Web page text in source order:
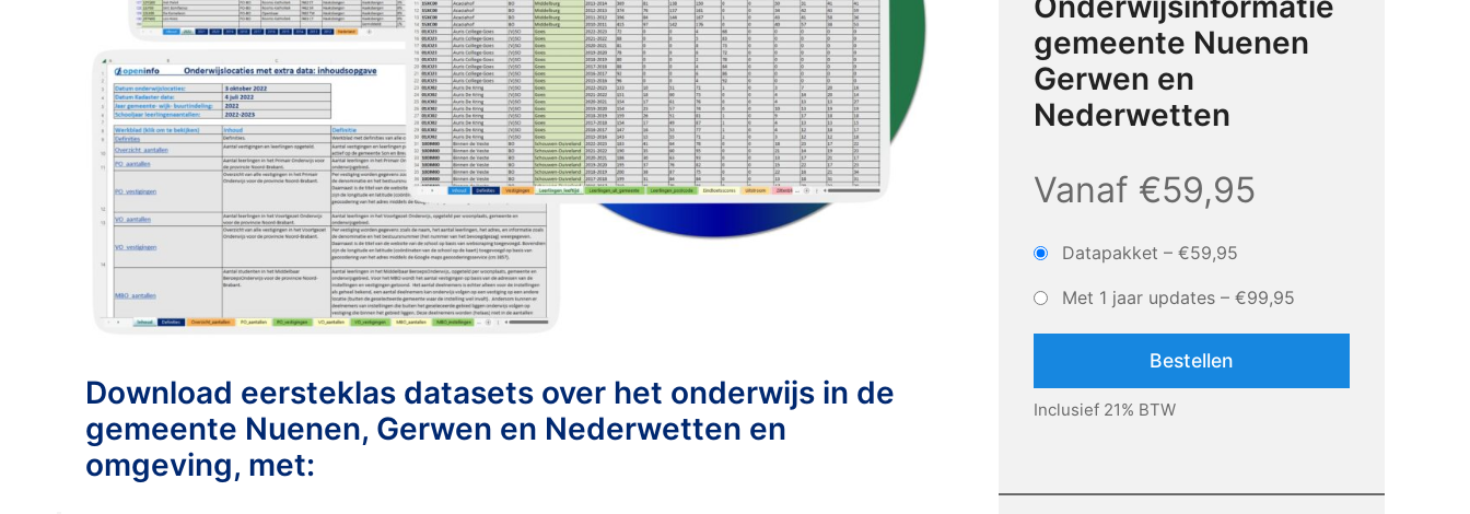
Download eersteklas datasets over het onderwijs in de
gemeente Nuenen, Gerwen en Nederwetten en
omgeving, met:
gemeente Nuenen
Gerwen en
Nederwetten
Vanaf €59,95
Datapakket – €59,95
Met 1 jaar updates– €99,95
Bestellen
Inclusief 21% BTW